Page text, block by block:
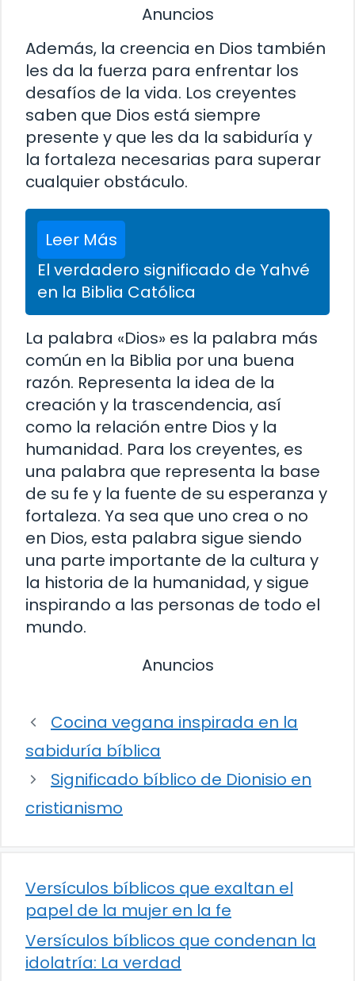
Anuncios
Además, la creencia en Dios también
les da la fuerza para enfrentar los
desafíos de la vida. Los creyentes
saben que Dios está siempre
presente y que les da la sabiduría y
la fortaleza necesarias para superar
cualquier obstáculo.
Leer Más
El verdadero significado de Yahvé
en la Biblia Católica
La palabra «Dios» es la palabra más
común en la Biblia por una buena
razón. Representa la idea de la
creación y la trascendencia, así
como la relación entre Dios y la
humanidad. Para los creyentes, es
una palabra que representa la base
de su fe y la fuente de su esperanza y
fortaleza. Ya sea que uno crea o no
en Dios, esta palabra sigue siendo
una parte importante de la cultura y
la historia de la humanidad, y sigue
inspirando a las personas de todo el
mundo.
Anuncios
Cocina vegana inspirada en la
sabiduría bíblica
Significado bíblico de Dionisio en
cristianismo
Versículos bíblicos que exaltan el
papel de la mujer en la fe
Versículos bíblicos que condenan la
idolatría: La verdad